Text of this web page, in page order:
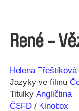
René -
Režie
Helena Třeštíková
Rok
Jazyky ve filmu
Titulky Angličtina
ČSFD / Kinobox